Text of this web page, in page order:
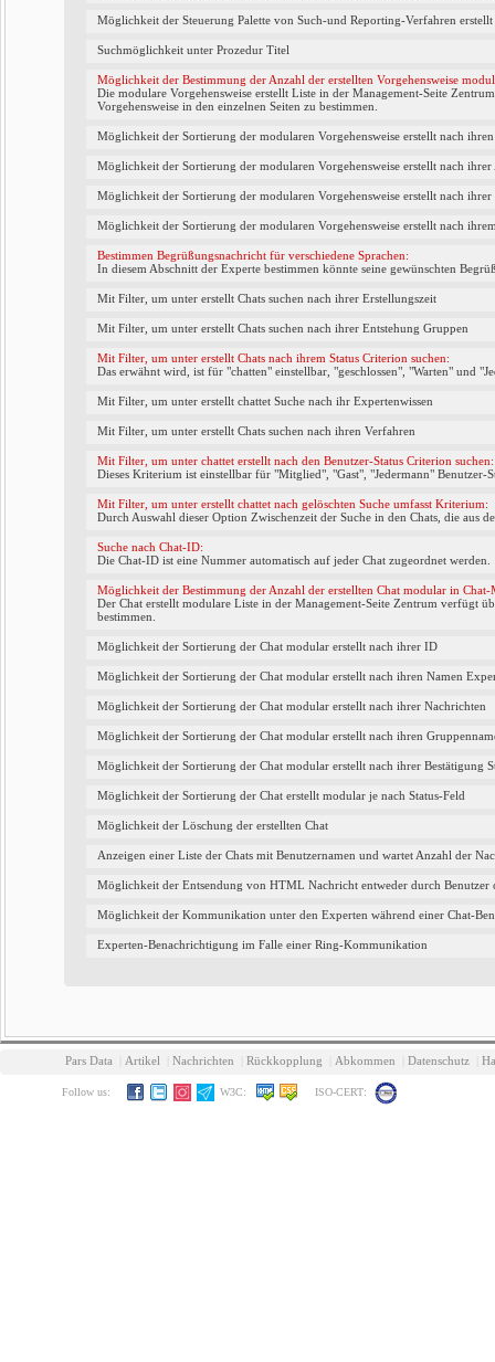
Möglichkeit der Steuerung Palette von Such-und Reporting-Verfahren
Suchmöglichkeit unter Prozedur Titel
Möglichkeit der Bestimmung der Anzahl der erstellten Vorgehensweise
Die modulare Vorgehensweise erstellt Liste in der Management-Seite
Vorgehensweise in den einzelnen Seiten zu bestimmen.
Möglichkeit der Sortierung der modularen Vorgehensweise erstellt nach
Möglichkeit der Sortierung der modularen Vorgehensweise erstellt nach ihrer
Möglichkeit der Sortierung der modularen Vorgehensweise erstellt nach
Möglichkeit der Sortierung der modularen Vorgehensweise erstellt nach
Bestimmen Begrüßungsnachricht für verschiedene Sprachen:
In diesem Abschnitt der Experte bestimmen könnte seine gewünschten
Mit Filter, um unter erstellt Chats suchen nach ihrer Erstellungszeit
Mit Filter, um unter erstellt Chats suchen nach ihrer Entstehung Gruppen
Mit Filter, um unter erstellt Chats nach ihrem Status Criterion suchen:
Das erwähnt wird, ist für "chatten" einstellbar, "geschlossen", "Warten" und
Mit Filter, um unter erstellt chattet Suche nach ihr Expertenwissen
Mit Filter, um unter erstellt Chats suchen nach ihren Verfahren
Mit Filter, um unter chattet erstellt nach den Benutzer-Status Criterion suchen:
Dieses Kriterium ist einstellbar für "Mitglied", "Gast", "Jedermann" Benutzer-
Mit Filter, um unter erstellt chattet nach gelöschten Suche umfasst Kriterium:
Durch Auswahl dieser Option Zwischenzeit der Suche in den Chats, die aus
Suche nach Chat-ID:
Die Chat-ID ist eine Nummer automatisch auf jeder Chat zugeordnet werden.
Möglichkeit der Bestimmung der Anzahl der erstellten Chat modular in
Der Chat erstellt modulare Liste in der Management-Seite Zentrum verfügt
bestimmen.
Möglichkeit der Sortierung der Chat modular erstellt nach ihrer ID
Möglichkeit der Sortierung der Chat modular erstellt nach ihren Namen
Möglichkeit der Sortierung der Chat modular erstellt nach ihrer Nachrichten
Möglichkeit der Sortierung der Chat modular erstellt nach ihren
Möglichkeit der Sortierung der Chat modular erstellt nach ihrer Bestätigung
Möglichkeit der Sortierung der Chat erstellt modular je nach Status-Feld
Möglichkeit der Löschung der erstellten Chat
Anzeigen einer Liste der Chats mit Benutzernamen und wartet Anzahl der
Möglichkeit der Entsendung von HTML Nachricht entweder durch Benutzer
Möglichkeit der Kommunikation unter den Experten während einer Chat-
Experten-Benachrichtigung im Falle einer Ring-Kommunikation
Pars Data Artikel Nachrichten Rückkopplung Abkommen Datenschutz
Follow us: W3C: ISO-CERT: